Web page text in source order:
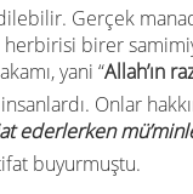
Gerçek
herbirisi birer
yani “Allah’ın
Onlar
ederlerken
buyurmuştu.